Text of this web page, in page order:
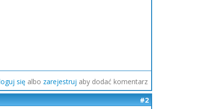
się albo zarejestruj aby dodać komentarz
#2